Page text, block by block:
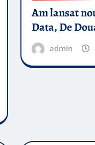
Am lansat
Data, De
admin